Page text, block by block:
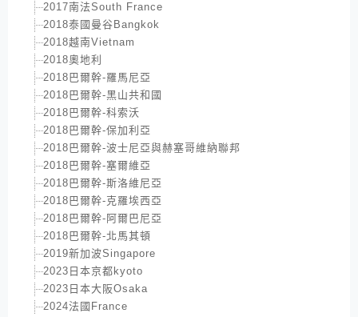
2017南法South France
2018泰國曼谷Bangkok
2018越南Vietnam
2018奧地利
2018巴爾幹-羅馬尼亞
2018巴爾幹-黑山共和國
2018巴爾幹-科索沃
2018巴爾幹-保加利亞
2018巴爾幹-波士尼亞與赫塞哥維納聯邦
2018巴爾幹-塞爾維亞
2018巴爾幹-斯洛維尼亞
2018巴爾幹-克羅埃西亞
2018巴爾幹-阿爾巴尼亞
2018巴爾幹-北馬其頓
2019新加波Singapore
2023日本京都kyoto
2023日本大阪Osaka
2024法國France